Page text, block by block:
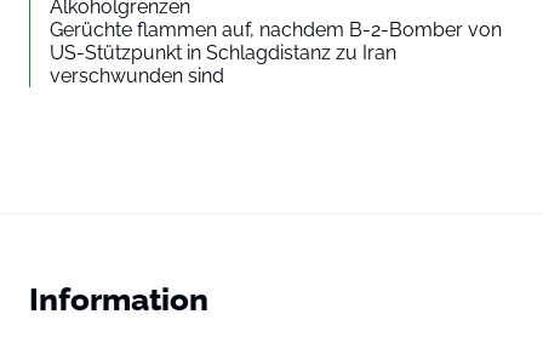
Alkoholgrenzen
Gerüchte flam­men auf, nachdem B-2-Bomber von
US-Stützpunkt in Schlagdistanz zu Iran
verschwunden sind
Information